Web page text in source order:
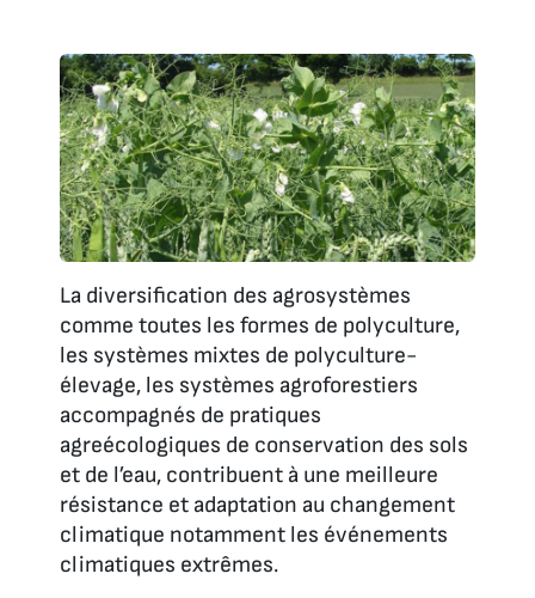
La diversification des agrosystèmes
comme toutes les formes de polyculture,
les systèmes mixtes de polyculture-
élevage, les systèmes agroforestiers
accompagnés de pratiques
agreécologiques de conservation des sols
et de l’eau, contribuent à une meilleure
résistance et adaptation au changement
climatique notamment les événements
climatiques extrêmes.